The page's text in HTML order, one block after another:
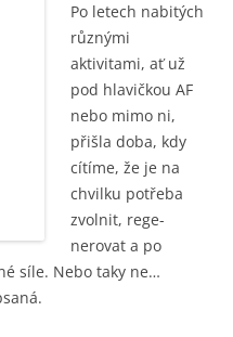
Po letech nabitých
různými
aktivitami, ať už
pod hla­vičkou AF
nebo mimo ni,
přišla doba, kdy
cítíme, že je na
chvilku potřeba
zvolnit, re­ge­
nerovat a po
síle. Nebo taky ne…